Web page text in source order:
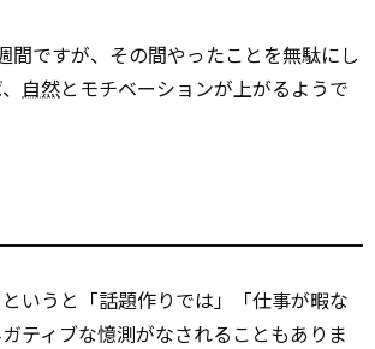
間ですが、その間やったことを無駄にし
自然とモチベーションが上がるようで
いうと「話題作りでは」「仕事が暇な
ティブな憶測がなされることもありま